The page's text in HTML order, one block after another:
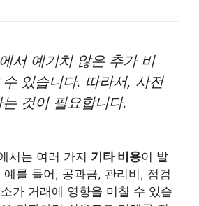
서 예기치 않은 추가 비
있습니다. 따라서, 사전
것이 필요합니다.
서는 여러 가지 기타 비용이 발
를 들어, 공과금, 관리비, 점검
가 거래에 영향을 미칠 수 있습